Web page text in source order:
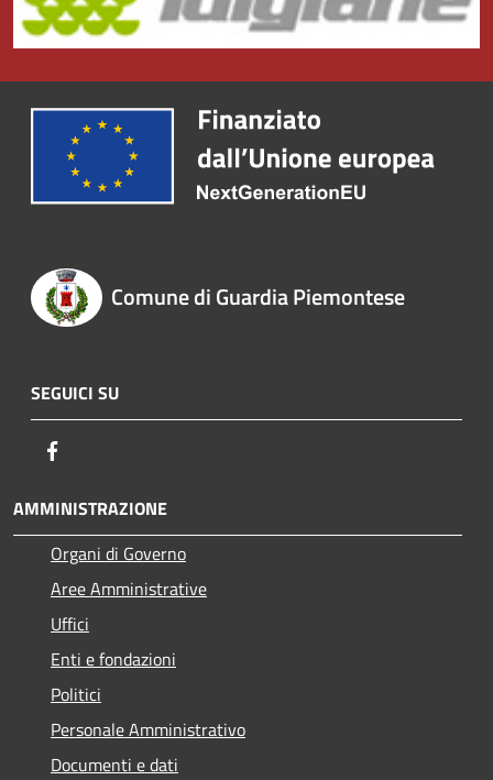
Comune di Guardia Piemontese
SEGUICI SU
AMMINISTRAZIONE
Organi di Governo
Aree Amministrative
Uffici
Enti e fondazioni
Politici
Personale Amministrativo
Documenti e dati